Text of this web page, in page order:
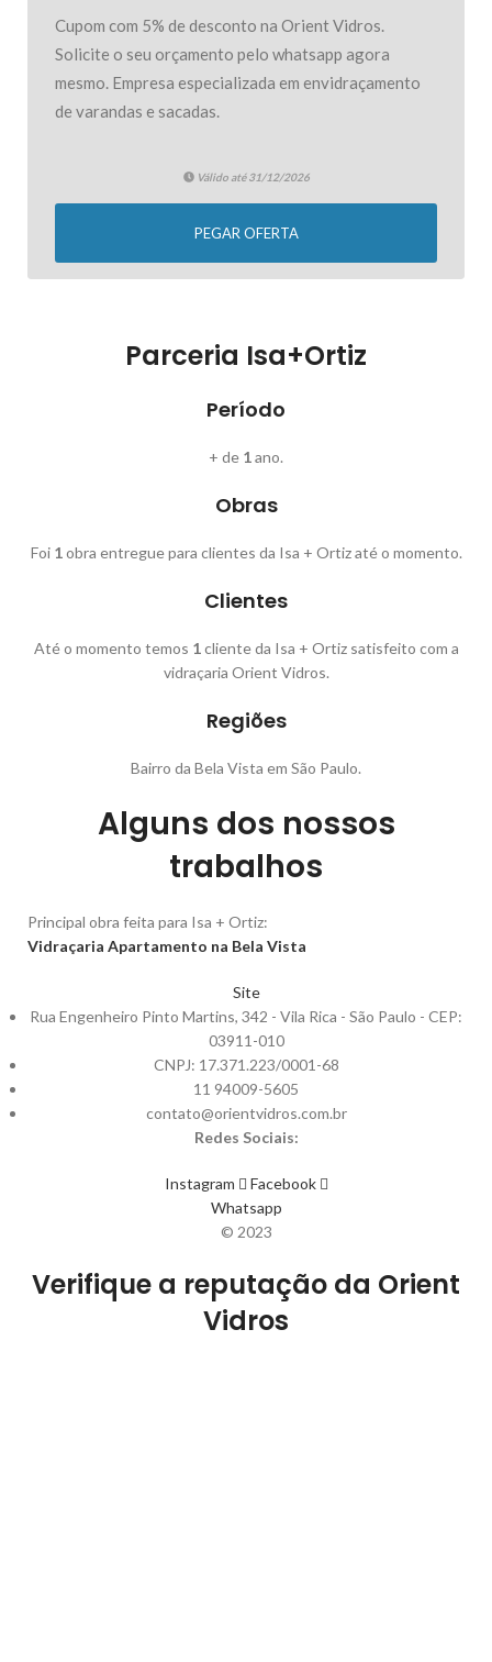
Cupom com 5% de desconto na Orient Vidros.
Solicite o seu orçamento pelo whatsapp agora
mesmo. Empresa especializada em envidraçamento
de varandas e sacadas.
Válido até 31/12/2026
PEGAR OFERTA
Parceria Isa+Ortiz
Período
+ de 1ano.
Obras
Foi 1obra entregue para clientes da Isa + Ortiz até o momento.
Clientes
Até o momento temos 1cliente da Isa + Ortiz satisfeito com a
vidraçaria Orient Vidros.
Regiões
Bairro da Bela Vista em São Paulo.
Alguns dos nossos
trabalhos
Principal obra feita para Isa + Ortiz:
Vidraçaria Apartamento na Bela Vista
Site
Rua Engenheiro Pinto Martins, 342 - Vila Rica - São Paulo - CEP:
03911-010
CNPJ: 17.371.223/0001-68
11 94009-5605
contato@orientvidros.com.br
Redes Sociais:
Instagram
Facebook
Whatsapp
© 2023
Verifique a reputação da Orient
Vidros